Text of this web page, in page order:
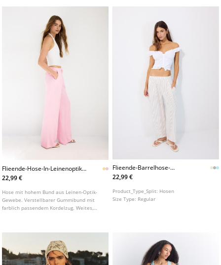
Flieende-Hose-In-Leinenoptik-
L01235236
22,99 €
Hose mit hohem Bund aus Leinen-Optik-
Gewebe. Verstellbarer Gummibund mit
farblich passendem Kordelzug. Weites,
Flieende-Barrelhose-
L01209641
22,99 €
Product_Type_Split: Hosen
Size Type: Regular